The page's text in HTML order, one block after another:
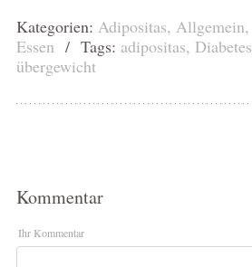
Kategorien: Adipositas, Allgemein,
Essen / Tags: adipositas, Diabetes
übergewicht
Kommentar
Ihr Kommentar